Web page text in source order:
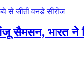
भारत ने